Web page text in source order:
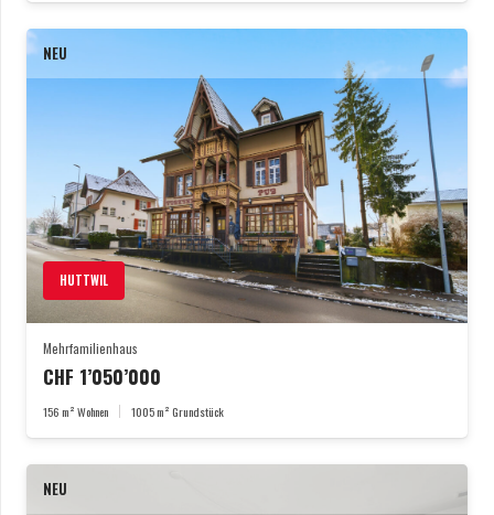
NEU
HUTTWIL
Mehrfamilienhaus
CHF 1’050’000
156m² Wohnen 1005m² Grundstück
NEU